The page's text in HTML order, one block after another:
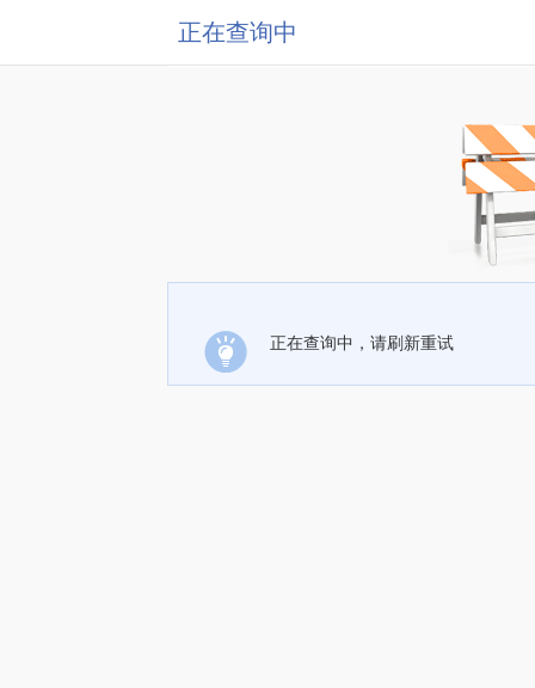
正在查询中
正在查询中，请刷新重试